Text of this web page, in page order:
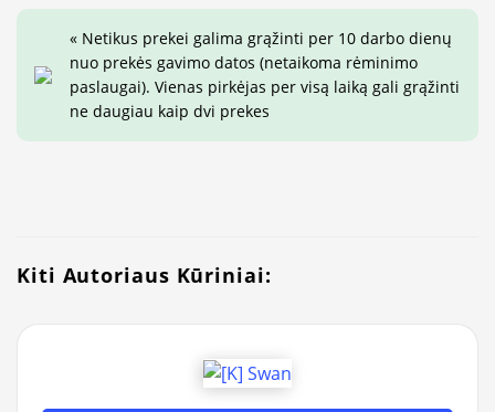
« Netikus prekei galima grąžinti per 10 darbo dienų
nuo prekės gavimo datos (netaikoma rėminimo
paslaugai). Vienas pirkėjas per visą laiką gali grąžinti
ne daugiau kaip dvi prekes
Kiti Autoriaus Kūriniai: